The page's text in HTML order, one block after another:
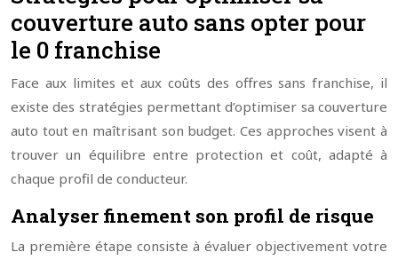
couverture auto sans opter pour
le 0 franchise
Face aux limites et aux coûts des offres sans franchise, il
existe des stratégies permettant d’optimiser sa couverture
auto tout en maîtrisant son budget. Ces approches visent à
trouver un équilibre entre protection et coût, adapté à
chaque profil de conducteur.
Analyser finement son profil de risque
La première étape consiste à évaluer objectivement votre